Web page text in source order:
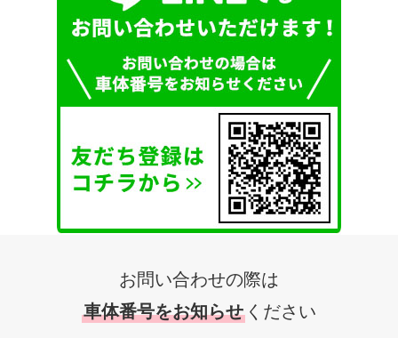
お問い合わせの際は
車体番号をお知らせ ください